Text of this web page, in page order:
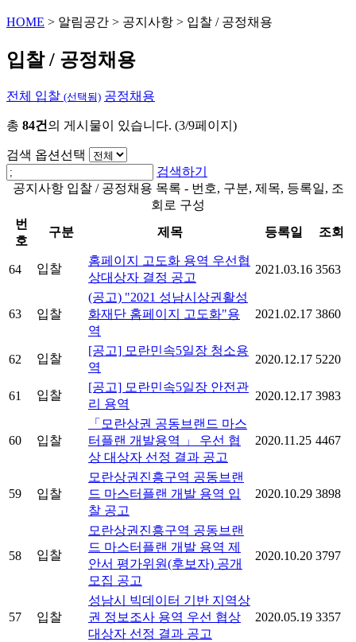
HOME > 알림공간 > 공지사항 > 입찰 / 공정채용
입찰 / 공정채용
전체 입찰 (선택됨) 공정채용
총 84건 의 게시물이 있습니다. (3/9페이지)
검색 옵션선택
검색하기
공지사항 입찰 / 공정채용 목록 - 번호, 구분, 제목, 등록일, 조
회로 구성
번
호
구분 제목 등록일 조회
64 입찰
홈페이지 고도화 용역 우선협
상대상자 결정 공고
2021.03.16 3563
63 입찰
(공고) "2021 성남시상권활성
화재단 홈페이지 고도화"용
역
2021.02.17 3860
62 입찰
[공고] 모란민속5일장 청소용
역
2020.12.17 5220
61 입찰
[공고] 모란민속5일장 안전관
리 용역
2020.12.17 3983
60 입찰
「모란상권 공동브랜드 마스
터플랜 개발용역 」 우선 협
상 대상자 선정 결과 공고
2020.11.25 4467
59 입찰
모란상권진흥구역 공동브랜
드 마스터플랜 개발 용역 입
찰 공고
2020.10.29 3898
58 입찰
모란상권진흥구역 공동브랜
드 마스터플랜 개발 용역 제
안서 평가위원(후보자) 공개
모집 공고
2020.10.20 3797
57 입찰
성남시 빅데이터 기반 지역상
권 정보조사 용역 우선 협상
대상자 선정 결과 공고
2020.05.19 3357